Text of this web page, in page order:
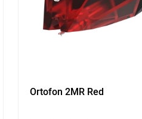
Ortofon 2MR Red